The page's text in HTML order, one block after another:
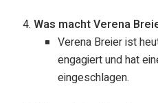
Was macht Verena
Verena Breier ist
engagiert und hat
eingeschlagen.